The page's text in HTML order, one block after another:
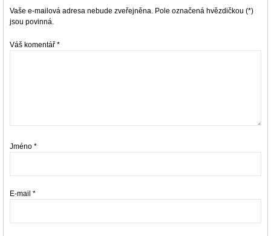
Vaše e-mailová adresa nebude zveřejněna. Pole označená hvězdičkou (*)
jsou povinná.
Váš komentář *
Jméno *
E-mail *